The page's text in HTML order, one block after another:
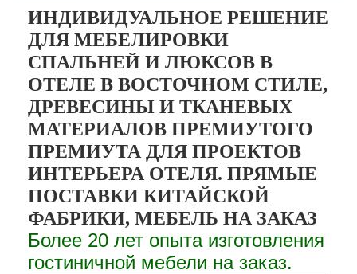
ИНДИВИДУАЛЬНОЕ РЕШЕНИЕ
ДЛЯ МЕБЕЛИРОВКИ
СПАЛЬНЕЙ И ЛЮКСОВ В
ОТЕЛЕ В ВОСТОЧНОМ СТИЛЕ,
ДРЕВЕСИНЫ И ТКАНЕВЫХ
МАТЕРИАЛОВ ПРЕМИУТОГО
ПРЕМИУТА ДЛЯ ПРОЕКТОВ
ИНТЕРЬЕРА ОТЕЛЯ. ПРЯМЫЕ
ПОСТАВКИ КИТАЙСКОЙ
ФАБРИКИ, МЕБЕЛЬ НА ЗАКАЗ
Более 20 лет опыта изготовления
гостиничной мебели на заказ.